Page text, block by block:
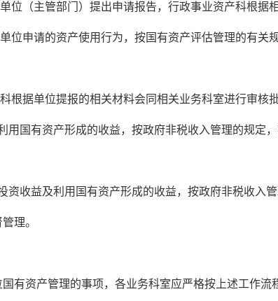
位（主管部门）提出申请报告，行政事业资产科根据
位申请的资产使用行为，按国有资产评估管理的有
根据单位提报的相关材料会同相关业务科室进行审核批
用国有资产形成的收益，按政府非税收入管理的规定
资收益及利用国有资产形成的收益，按政府非税收入
理。
有资产管理的事项，各业务科室应严格按上述工作